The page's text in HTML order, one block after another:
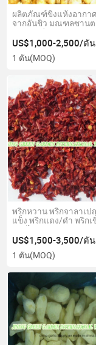
ผลิตภัณฑ์ขิงแห้งอากา
จากอันชิว มณฑลซานต
ประเทศจีน
US$1,000-2,500/ตัน
1 ตัน(MOQ)
พริกหวาน พริกจาลาเ
แข็ง พริกแดง/ดำ พริกเ
พริกไทย
US$1,500-3,500/ตัน
1 ตัน(MOQ)